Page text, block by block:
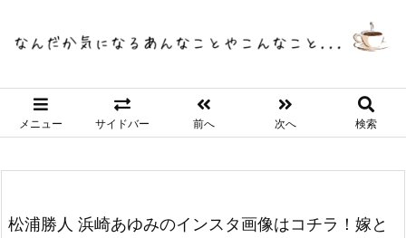
メニュー サイドバー 前へ 次へ 検索
松浦勝人 浜崎あゆみのインスタ画像はコチラ！嫁と